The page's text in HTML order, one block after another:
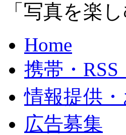
「写真を楽
Home
携帯・
情報提供
広告募集